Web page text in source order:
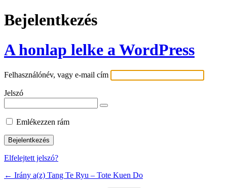
Bejelentkezés
A honlap lelke a WordPress
Felhasználónév, vagy e-mail cím
Jelszó
Emlékezzen rám
Elfelejtett jelszó?
← Irány a(z) Tang Te Ryu – Tote Kuen Do